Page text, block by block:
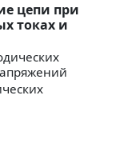
цепи при
токах и